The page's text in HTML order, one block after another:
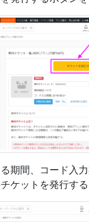
期間、コード入
ケットを発行す